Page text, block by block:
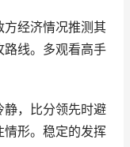
方经济情况推测其
路线。多观看高手
静，比分领先时避
情形。稳定的发挥